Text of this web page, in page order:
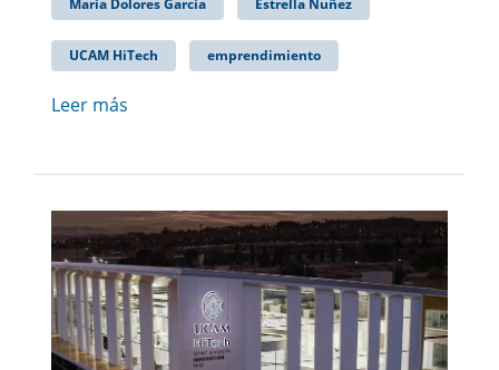
María Dolores García Estrella Nuñez
UCAM HiTech emprendimiento
Leer más